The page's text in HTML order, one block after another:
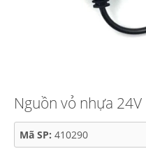
Nguồn vỏ nhựa 24V
Mã SP: 410290